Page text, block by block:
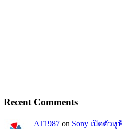
Recent Comments
AT1987 on Sony เปิดตัวหู